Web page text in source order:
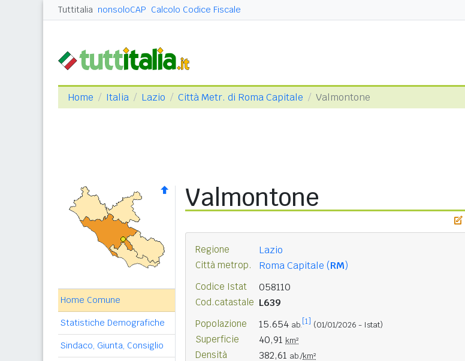
Tuttitalia nonsoloCAP Calcolo Codice Fiscale
Home Italia Lazio Città Metr. di Roma Capitale Valmontone
Home Comune
Statistiche Demografiche
Sindaco, Giunta, Consiglio
Valmontone
Regione Lazio
Città metrop. Roma Capitale (RM)
Codice Istat 058110
Cod.catastale L639
Popolazione 15.654 ab. [1] (01/01/2026 - Istat)
Superficie 40,91 km²
Densità 382,61 ab./km²